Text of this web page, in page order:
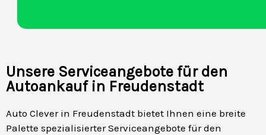
Unsere Serviceangebote für den
Autoankauf in Freudenstadt
Auto Clever in Freudenstadt bietet Ihnen eine breite
Palette spezialisierter Serviceangebote für den